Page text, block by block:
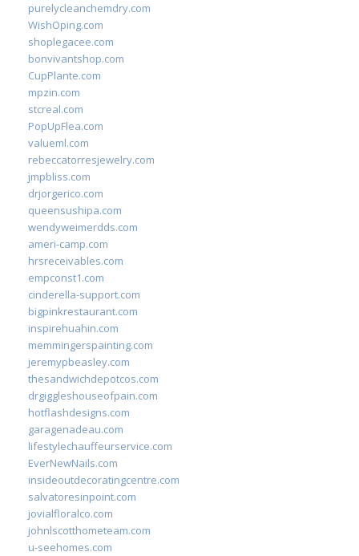
purelycleanchemdry.com
WishOping.com
shoplegacee.com
bonvivantshop.com
CupPlante.com
mpzin.com
stcreal.com
PopUpFlea.com
valueml.com
rebeccatorresjewelry.com
jmpbliss.com
drjorgerico.com
queensushipa.com
wendyweimerdds.com
ameri-camp.com
hrsreceivables.com
empconst1.com
cinderella-support.com
bigpinkrestaurant.com
inspirehuahin.com
memmingerspainting.com
jeremypbeasley.com
thesandwichdepotcos.com
drgiggleshouseofpain.com
hotflashdesigns.com
garagenadeau.com
lifestylechauffeurservice.com
EverNewNails.com
insideoutdecoratingcentre.com
salvatoresinpoint.com
jovialfloralco.com
johnlscotthometeam.com
u-seehomes.com